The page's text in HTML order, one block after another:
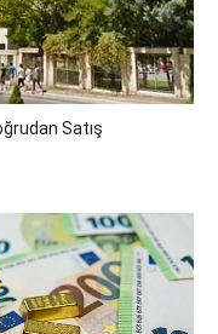
Satış